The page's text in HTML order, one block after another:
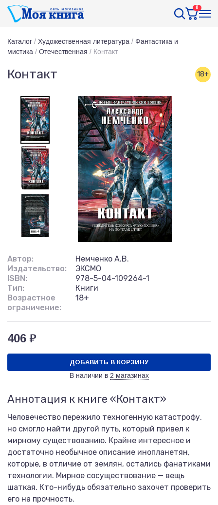
0
Каталог / Художественная литература / Фантастика и
мистика / Отечественная / Контакт
Контакт 18+
Автор:
Немченко А.В.
Издательство:
ЭКСМО
ISBN:
978-5-04-109264-1
Тип:
Книги
Возрастное
ограничение:
18+
406 ₽
ДОБАВИТЬ В КОРЗИНУ
В наличии в 2 магазинах
Аннотация к книге «Контакт»
Человечество пережило техногенную катастрофу,
но смогло найти другой путь, который привел к
мирному существованию. Крайне интересное и
достаточно необычное описание инопланетян,
которые, в отличие от землян, остались фанатиками
технологии. Мирное сосуществование — вещь
шаткая. Кто-нибудь обязательно захочет проверить
его на прочность.